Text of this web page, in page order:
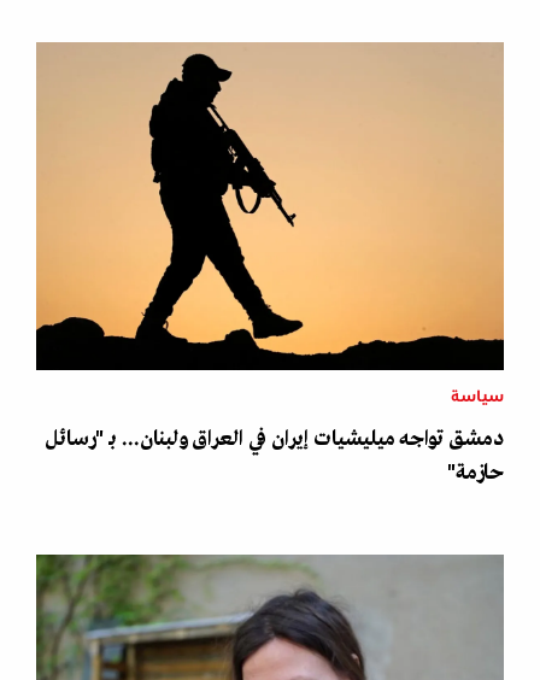
سياسة
دمشق تواجه ميليشيات إيران في العراق ولبنان... بـ "رسائل
حازمة"